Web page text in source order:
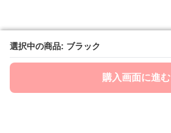
選択中の商品: ブラック
購入画面に進む
選択中の商品: ブラック
購入画面に進む